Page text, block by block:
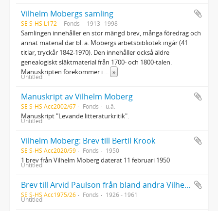
Vilhelm Mobergs samling
SE S-HS L172 Fonds 1913--1998
Samlingen innehåller en stor mängd brev, många föredrag och
annat material där bl. a. Mobergs arbetsbibliotek ingår (41
titlar, tryckår 1842-1970). Den innehåller också äldre
genealogiskt släktmaterial från 1700- och 1800-talen.
Manuskripten förekommer i
»
Untitled
Manuskript av Vilhelm Moberg
SE S-HS Acc2002/67 Fonds u.å.
Manuskript "Levande litteraturkritik".
Untitled
Vilhelm Moberg: Brev till Bertil Krook
SE S-HS Acc2020/59 Fonds 1950
1 brev från Vilhelm Moberg daterat 11 februari 1950
Untitled
Brev till Arvid Paulson från bland andra Vilhelm Moberg samt tidningsurklipp
SE S-HS Acc1975/26 Fonds 1926 - 1961
Untitled